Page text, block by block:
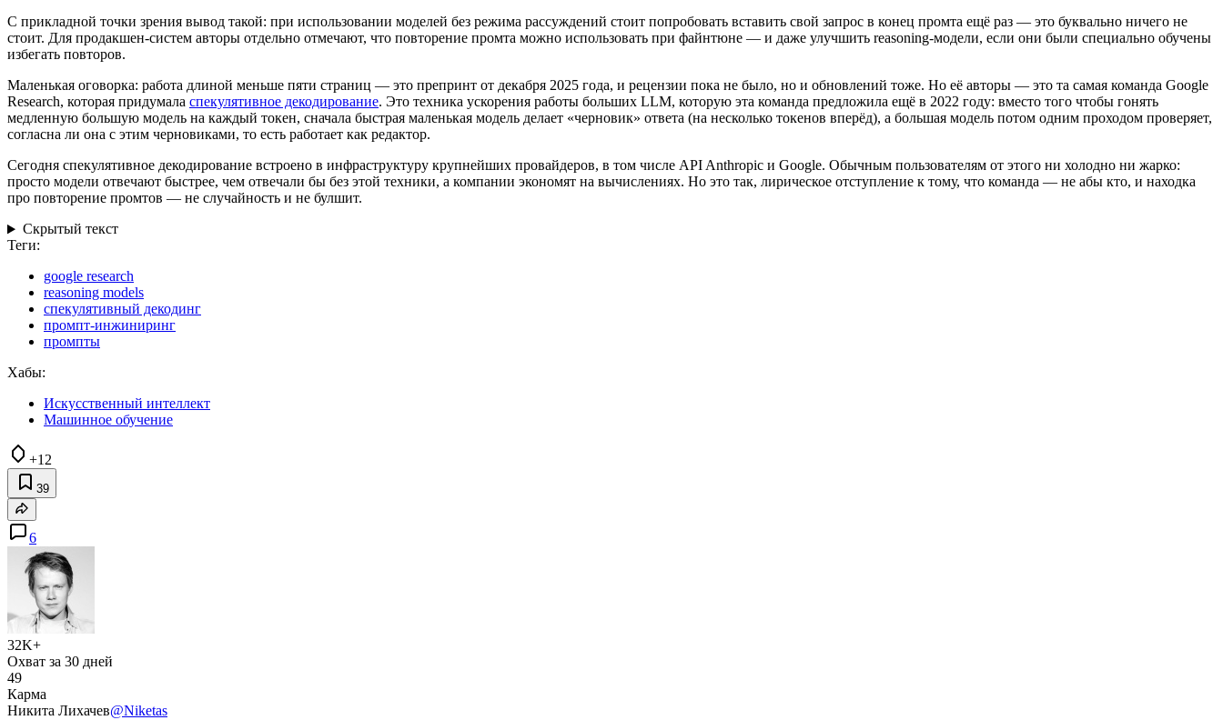
С прикладной точки зрения вывод такой: при использовании моделей без режима рассуждений стоит попробовать вставить свой запрос в конец промта ещё раз — это буквально ничего не
стоит. Для продакшен-систем авторы отдельно отмечают, что повторение промта можно использовать при файнтюне — и даже улучшить reasoning-модели, если они были специально обучены
избегать повторов.
Маленькая оговорка: работа длиной меньше пяти страниц — это препринт от декабря 2025 года, и рецензии пока не было, но и обновлений тоже. Но её авторы — это та самая команда Google
Research, которая придумала спекулятивное декодирование. Это техника ускорения работы больших LLM, которую эта команда предложила ещё в 2022 году: вместо того чтобы гонять
медленную большую модель на каждый токен, сначала быстрая маленькая модель делает «черновик» ответа (на несколько токенов вперёд), а большая модель потом одним проходом проверяет,
согласна ли она с этим черновиками, то есть работает как редактор.
Сегодня спекулятивное декодирование встроено в инфраструктуру крупнейших провайдеров, в том числе API Anthropic и Google. Обычным пользователям от этого ни холодно ни жарко:
просто модели отвечают быстрее, чем отвечали бы без этой техники, а компании экономят на вычислениях. Но это так, лирическое отступление к тому, что команда — не абы кто, и находка
про повторение промтов — не случайность и не булшит.
Скрытый текст
Теги:
google research
reasoning models
спекулятивный декодинг
промпт-инжиниринг
промпты
Хабы:
Искусственный интеллект
Машинное обучение
+12
39
6
32K+
Охват за 30 дней
49
Карма
Никита Лихачев@Niketas